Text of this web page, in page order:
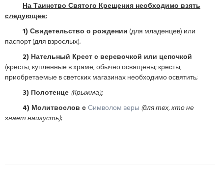
На Таинство Святого Крещения необходимо взять
следующее:
1) Свидетельство о рождении (для младенцев) или
паспорт (для взрослых);
2) Нательный Крест с веревочкой или цепочкой
(кресты, купленные в храме, обычно освящены; кресты,
приобретаемые в светских магазинах необходимо освятить;
3) Полотенце (Крыжма);
4) Молитвослов сСимволом веры (для тех, кто не
знает наизусть);